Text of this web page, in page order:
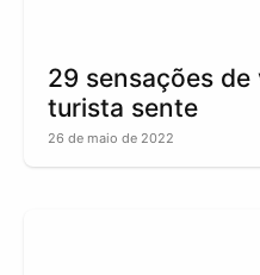
29 sensações
turista sente
26 de maio de 2022